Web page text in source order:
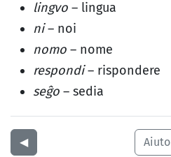
lingvo – lingua
ni– noi
nomo – nome
respondi– rispondere
seĝo – sedia
◀︎ Aiuto